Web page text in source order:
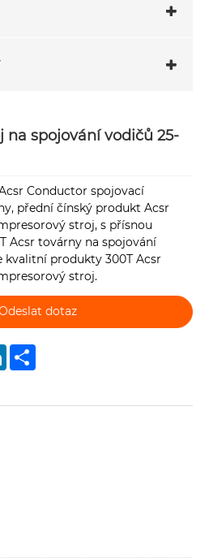
na spojování vodičů 25-
Conductor spojovací
přední čínský produkt Acsr
stroj, s přísnou
Acsr továrny na spojování
kvalitní produkty 300T Acsr
stroj.
dotaz
LinkedIn